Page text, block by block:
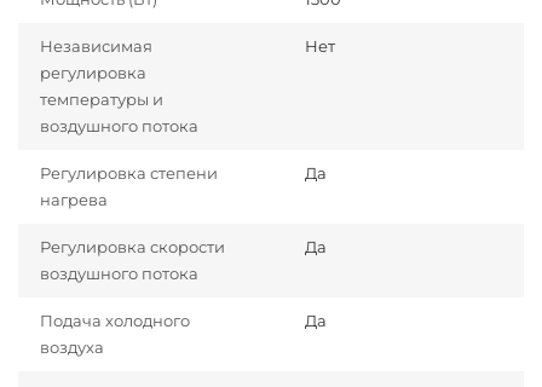
Независимая
регулировка
температуры и
воздушного потока
Нет
Регулировка степени
нагрева
Да
Регулировка скорости
воздушного потока
Да
Подача холодного
воздуха
Да